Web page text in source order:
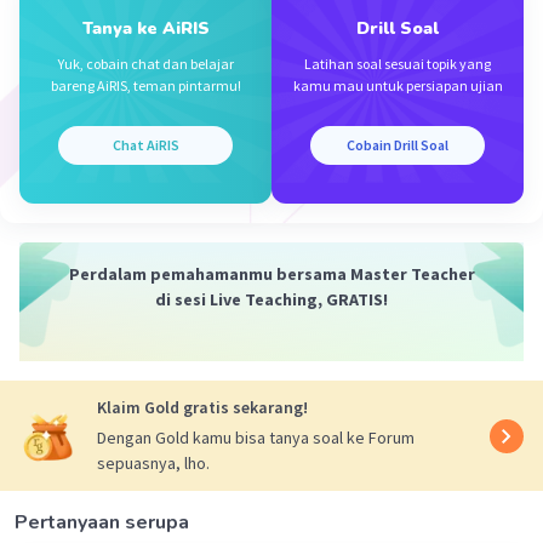
penting untuk menjaga keseimbangan antara
populasi dan sumber daya yang tersedia.
Iklan
Level 60
【Jawaban】：a
【Penjelasan】：
Pertanyaan ini menanyakan tentang akibat yang
bisa terjadi jika hal pertumbuhan penduduk tidak
Tanya ke AiRIS
Yuk, cobain chat dan belajar
bareng AiRIS, teman pintarmu!
Chat AiRIS
Drill Soal
Latihan soal sesuai topik yang
kamu mau untuk persiapan ujian
Cobain Drill Soal
Perdalam pemahamanmu bersama Master Teacher
di sesi Live Teaching, GRATIS!
Klaim Gold gratis sekarang!
Dengan Gold kamu bisa tanya soal ke Forum
sepuasnya, lho.
Pertanyaan serupa